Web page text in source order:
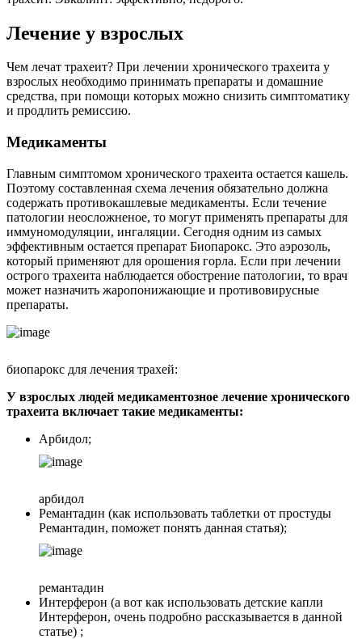
Лечение у взрослых
Чем лечат трахеит? При лечении хронического трахеита у
взрослых необходимо принимать препараты и домашние
средства, при помощи которых можно снизить симптоматику
и продлить ремиссию.
Медикаменты
Главным симптомом хронического трахеита остается кашель.
Поэтому составленная схема лечения обязательно должна
содержать противокашлевые медикаменты. Если течение
патологии неосложненое, то могут применять препараты для
иммуномодуляции, ингаляции. Сегодня одним из самых
эффективным остается препарат Биопарокс. Это аэрозоль,
который применяют для орошения горла. Если при лечении
острого трахеита наблюдается обострение патологии, то врач
может назначить жаропонижающие и противовирусные
препараты.
биопарокс для лечения трахей:
У взрослых людей медикаментозное лечение хронического
трахеита включает такие медикаменты:
Арбидол;
арбидол
Ремантадин (как использовать таблетки от простуды
Ремантадин, поможет понять данная статья);
ремантадин
Интерферон (а вот как использовать детские капли
Интерферон, очень подробно рассказывается в данной
статье) ;